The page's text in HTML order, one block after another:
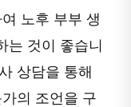
노후 부부 생
는 것이 좋습니
상담을 통해
의 조언을 구